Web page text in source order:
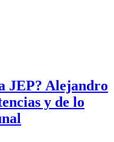
JEP? Alejandro
y de lo